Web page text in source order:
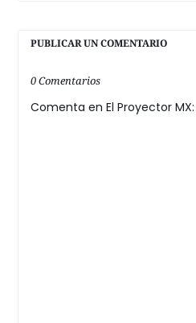
PUBLICAR UN COMENTARIO
0 Comentarios
Comenta en El Proyector MX: